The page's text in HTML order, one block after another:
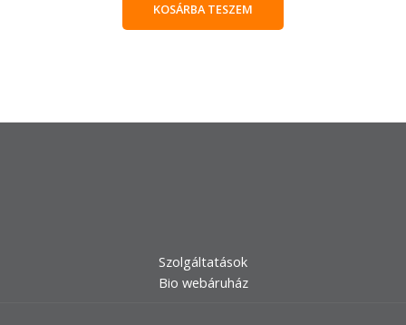
KOSÁRBA TESZEM
Szolgáltatások
Bio webáruház